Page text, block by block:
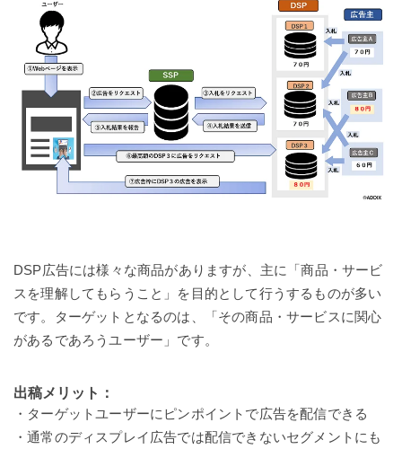
DSP広告には様々な商品がありますが、主に「商品・サービ
スを理解してもらうこと」を目的として行うするものが多い
です。ターゲットとなるのは、「その商品・サービスに関心
があるであろうユーザー」です。
出稿メリット：
・ターゲットユーザーにピンポイントで広告を配信できる
・通常のディスプレイ広告では配信できないセグメントにも